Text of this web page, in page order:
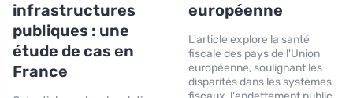
infrastructures
publiques : une
étude de cas en
France
européenne
L'article explore la santé
fiscale des pays de l'Union
européenne, soulignant les
disparités dans les systèmes